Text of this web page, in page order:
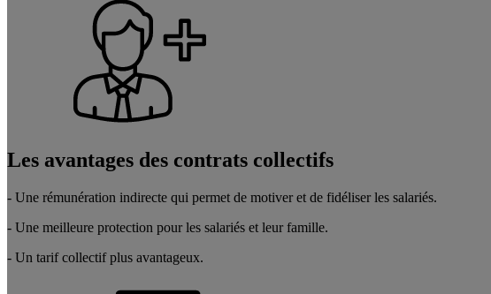
Les avantages des contrats collectifs
- Une rémunération indirecte qui permet de motiver et de fidéliser les salariés.
- Une meilleure protection pour les salariés et leur famille.
- Un tarif collectif plus avantageux.